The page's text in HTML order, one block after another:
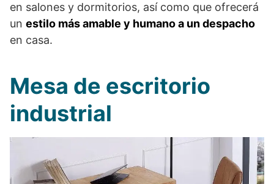
en salones y dormitorios, así como que ofrecerá
un estilo más amable y humano a un despacho
en casa.
Mesa de escritorio
industrial